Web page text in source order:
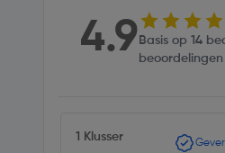
4.9 Basis op 14
beoordelingen
1 Klusser